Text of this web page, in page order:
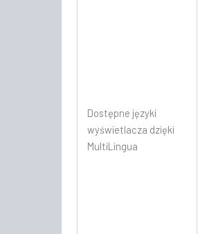
Dostępne języki
wyświetlacza dzięki
MultiLingua